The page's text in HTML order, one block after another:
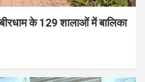
के 129 शालाओं में बालिका